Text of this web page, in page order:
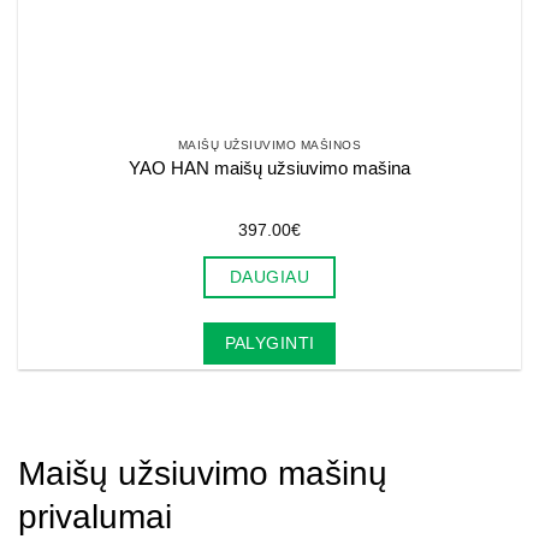
MAIŠŲ UŽSIUVIMO MAŠINOS
YAO HAN maišų užsiuvimo mašina
397.00€
DAUGIAU
PALYGINTI
Maišų užsiuvimo mašinų
privalumai